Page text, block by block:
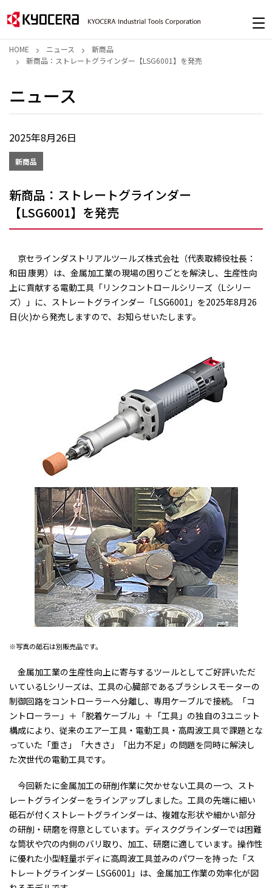
HOME ニュース
新商品
新商品：ストレートグラインダー【LSG6001】を発売
ニュース
2025年8月26日
新商品
新商品：ストレートグラインダー
【LSG6001】を発売
京セラインダストリアルツールズ株式会社（代表取締役社長：
和田 康男）は、金属加工業の現場の困りごとを解決し、生産性向
上に貢献する電動工具「リンクコントロールシリーズ（Lシリー
ズ）」に、ストレートグラインダー「LSG6001」を2025年8月26
日(火)から発売しますので、お知らせいたします。
※写真の砥石は別販売品です。
金属加工業の生産性向上に寄与するツールとしてご好評いただ
いているLシリーズは、工具の心臓部であるブラシレスモーターの
制御回路をコントローラーへ分離し、専用ケーブルで接続。「コ
ントローラー」＋「脱着ケーブル」＋「工具」の独自の3ユニット
構成により、従来のエアー工具・電動工具・高周波工具で課題とな
っていた「重さ」「大きさ」「出力不足」の問題を同時に解決し
た次世代の電動工具です。
今回新たに金属加工の研削作業に欠かせない工具の一つ、スト
レートグラインダーをラインアップしました。工具の先端に細い
砥石が付くストレートグラインダーは、複雑な形状や細かい部分
の研削・研磨を得意としています。ディスクグラインダーでは困難
な筒状や穴の内側のバリ取り、加工、研磨に適しています。操作性
に優れた小型軽量ボディに高周波工具並みのパワーを持った「ス
トレートグラインダー LSG6001」は、金属加工作業の効率化が図